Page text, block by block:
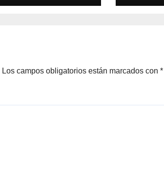
Los campos obligatorios están marcados con *